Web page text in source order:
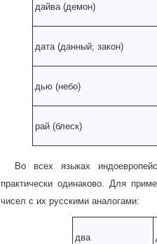
дайва (демон)
дата (данный; закон)
дью (небо)
рай (блеск)
Во всех языках
практически одинаково. Для
чисел с их русскими аналогами:
два